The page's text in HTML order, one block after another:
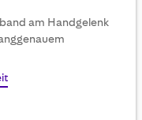
am Handgelenk